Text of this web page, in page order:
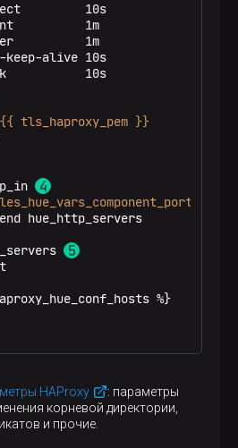
local0
local0
/var/lib/adh-haproxy/hue
hadoop
verify none
that all the 'listen' and
global
dontlognull
server-close
except 127.0.0.0/8
redispatch
10s
1m
1m
keep-alive 10s
10s
{{ tls_haproxy_pem }}
hue_http_servers
%}
HAProxy
: параметры
корневой директории,
и прочие.